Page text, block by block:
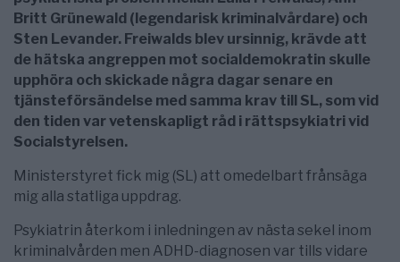
Britt Grünewald (legendarisk kriminalvårdare) och
Sten Levander. Freiwalds blev ursinnig, krävde att
de hätska angreppen mot socialdemokratin skulle
upphöra och skickade några dagar senare en
tjänsteförsändelse med samma krav till SL, som vid
den tiden var vetenskapligt råd i rättspsykiatri vid
Socialstyrelsen.
Ministerstyret fick mig (SL) att omedelbart frånsäga
mig alla statliga uppdrag.
Psykiatrin återkom i inledningen av nästa sekel inom
kriminalvården men ADHD-diagnosen var tills vidare